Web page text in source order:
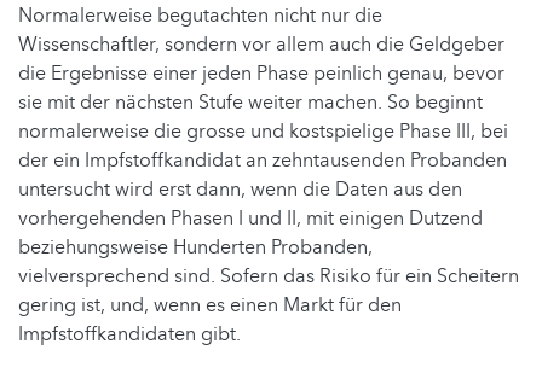
Normalerweise begutachten nicht nur die
Wissenschaftler, sondern vor allem auch die Geldgeber
die Ergebnisse einer jeden Phase peinlich genau, bevor
sie mit der nächsten Stufe weiter machen. So beginnt
normalerweise die grosse und kostspielige Phase III, bei
der ein Impfstoffkandidat an zehntausenden Probanden
untersucht wird erst dann, wenn die Daten aus den
vorhergehenden Phasen I und II, mit einigen Dutzend
beziehungsweise Hunderten Probanden,
vielversprechend sind. Sofern das Risiko für ein Scheitern
gering ist, und, wenn es einen Markt für den
Impfstoffkandidaten gibt.